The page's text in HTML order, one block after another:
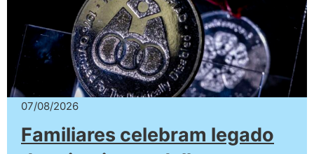
07/08/2026
Familiares celebram legado